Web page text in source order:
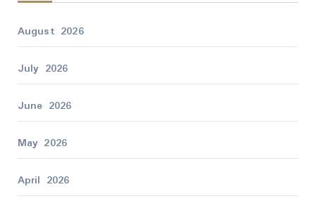
August 2026
July 2026
June 2026
May 2026
April 2026